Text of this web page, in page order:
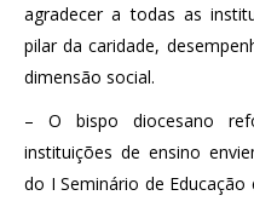
agradecer a todas as
pilar da caridade,
dimensão social.
– O bispo diocesano
instituições de ensino
do I Seminário de